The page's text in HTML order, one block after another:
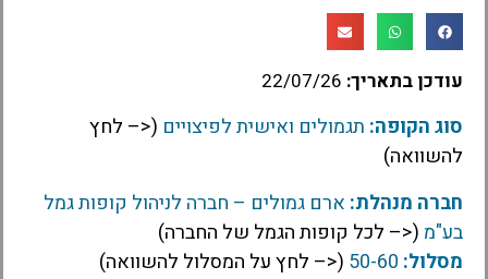
עודכן בתאריך: 22/07/26
סוג הקופה: תגמולים ואישית לפיצויים (<– לחץ
להשוואה)
חברה מנהלת: ארם גמולים – חברה לניהול קופות גמל
בע"מ (<– לכל קופות הגמל של החברה)
מסלול: 50-60 (<– לחץ על המסלול להשוואה)